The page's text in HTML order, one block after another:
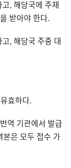
, 해당국에 주재
받아야 한다.
, 해당국 주중 대
효하다.
역 기관에서 발급
본은 모두 접수 가